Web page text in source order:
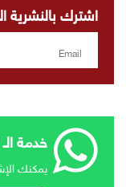
اشترك بالنشرية
خدمة الـ WHATSAPP
يمكنك